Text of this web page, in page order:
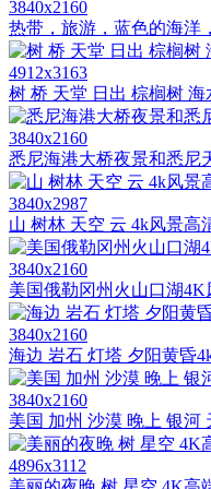
3840x2160
热带，旅游，蓝色的海洋
4912x3163
树 桥 天堂 日出 棕榈树
3840x2160
悉尼海港大桥夜景和悉尼
3840x2987
山 树林 天空 云 4k风景高
3840x2160
美国俄勒冈州火山口湖4K
3840x2160
海边 岩石 灯塔 夕阳黄昏
3840x2160
美国 加州 沙漠 晚上 银河
4896x3112